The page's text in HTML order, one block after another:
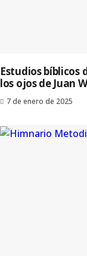
Estudios bíblicos
los ojos de Juan
7 de enero de 2025